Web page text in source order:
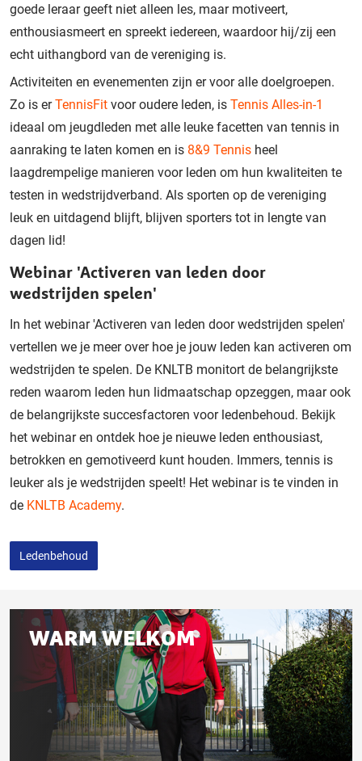
goede leraar geeft niet alleen les, maar motiveert,
enthousiasmeert en spreekt iedereen, waardoor hij/zij een
echt uithangbord van de vereniging is.
Activiteiten en evenementen zijn er voor alle doelgroepen.
Zo is erTennisFit voor oudere leden, is Tennis Alles-in-1
ideaal om jeugdleden met alle leuke facetten van tennis in
aanraking te laten komen en is 8&9 Tennis heel
laagdrempelige manieren voor leden om hun kwaliteiten te
testen in wedstrijdverband. Als sporten op de vereniging
leuk en uitdagend blijft, blijven sporters tot in lengte van
dagen lid!
Webinar 'Activeren van leden door
wedstrijden spelen'
In het webinar 'Activeren van leden door wedstrijden spelen'
vertellen we je meer over hoe je jouw leden kan activeren om
wedstrijden te spelen. De KNLTB monitort de belangrijkste
reden waarom leden hun lidmaatschap opzeggen, maar ook
de belangrijkste succesfactoren voor ledenbehoud. Bekijk
het webinar en ontdek hoe je nieuwe leden enthousiast,
betrokken en gemotiveerd kunt houden. Immers, tennis is
leuker als je wedstrijden speelt! Het webinar is te vinden in
de KNLTB Academy.
Ledenbehoud
Gerelateerd
aan
deze
pagina
WARM WELKOM